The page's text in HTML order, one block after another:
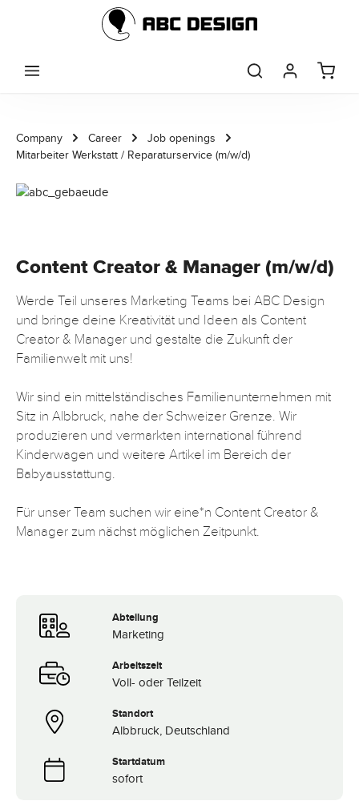
Skip to main content
Company Career
Job openings
Mitarbeiter Werkstatt / Reparaturservice (m/w/d)
Content Creator & Manager (m/w/d)
Werde Teil unseres Marketing Teams bei ABC Design
und bringe deine Kreativität und Ideen als Content
Creator & Manager und gestalte die Zukunft der
Familienwelt mit uns!
Wir sind ein mittelständisches Familienunternehmen mit
Sitz in Albbruck, nahe der Schweizer Grenze. Wir
produzieren und vermarkten international führend
Kinderwagen und weitere Artikel im Bereich der
Babyausstattung.
Für unser Team suchen wir eine*n Content Creator &
Manager zum nächst möglichen Zeitpunkt.
Abteilung
Marketing
Arbeitszeit
Voll- oder Teilzeit
Standort
Albbruck, Deutschland
Startdatum
sofort